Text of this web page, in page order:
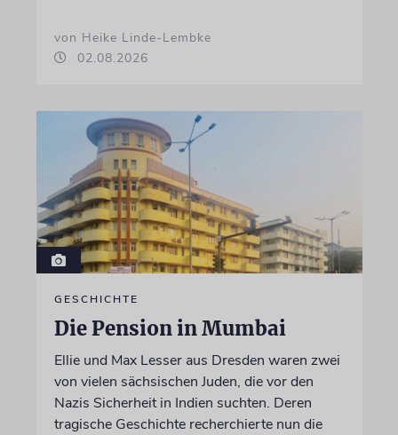
von Heike Linde-Lembke
02.08.2026
GESCHICHTE
Die Pension in Mumbai
Ellie und Max Lesser aus Dresden waren zwei
von vielen sächsischen Juden, die vor den
Nazis Sicherheit in Indien suchten. Deren
tragische Geschichte recherchierte nun die